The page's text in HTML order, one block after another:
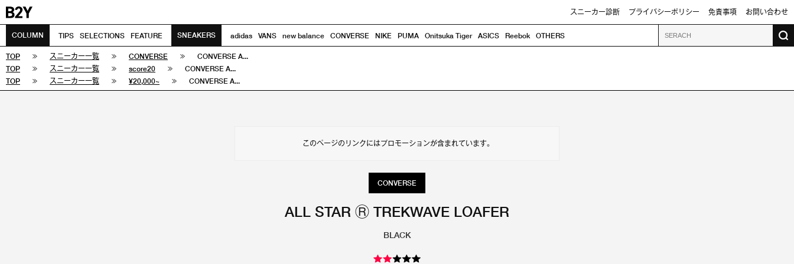
スニーカー診断 プライバシーポリシー 免責事項 お問い合わせ
COLUMN TIPS SELECTIONS FEATURE SNEAKERS adidas VANS new balance CONVERSE NIKE PUMA Onitsuka Tiger ASICS Reebok OTHERS
TOP スニーカー一覧 CONVERSE
CONVERSE A...
TOP
スニーカー一覧 score20
CONVERSE A...
TOP
スニーカー一覧 ¥20,000~ CONVERSE A...
このページのリンクにはプロモーションが含まれています。
CONVERSE
ALL STAR Ⓡ TREKWAVE LOAFER
BLACK